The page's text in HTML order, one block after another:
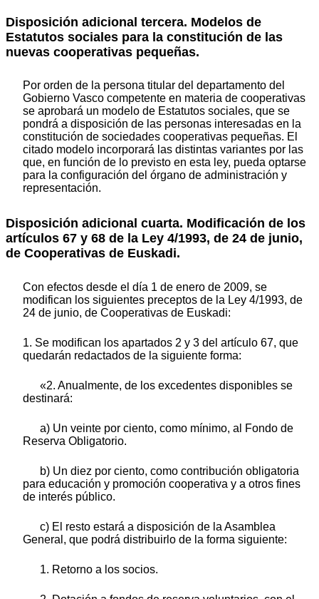
Disposición adicional tercera. Modelos de
Estatutos sociales para la constitución de las
nuevas cooperativas pequeñas.
Por orden de la persona titular del departamento del
Gobierno Vasco competente en materia de cooperativas
se aprobará un modelo de Estatutos sociales, que se
pondrá a disposición de las personas interesadas en la
constitución de sociedades cooperativas pequeñas. El
citado modelo incorporará las distintas variantes por las
que, en función de lo previsto en esta ley, pueda optarse
para la configuración del órgano de administración y
representación.
Disposición adicional cuarta. Modificación de los
artículos 67 y 68 de la Ley 4/1993, de 24 de junio,
de Cooperativas de Euskadi.
Con efectos desde el día 1 de enero de 2009, se
modifican los siguientes preceptos de la Ley 4/1993, de
24 de junio, de Cooperativas de Euskadi:
1. Se modifican los apartados 2 y 3 del artículo 67, que
quedarán redactados de la siguiente forma:
«2. Anualmente, de los excedentes disponibles se
destinará:
a) Un veinte por ciento, como mínimo, al Fondo de
Reserva Obligatorio.
b) Un diez por ciento, como contribución obligatoria
para educación y promoción cooperativa y a otros fines
de interés público.
c) El resto estará a disposición de la Asamblea
General, que podrá distribuirlo de la forma siguiente:
1. Retorno a los socios.